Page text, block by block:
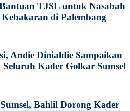
TJSL untuk Nasabah
di Palembang
Andie Dinialdie Sampaikan
Kader Golkar Sumsel
Bahlil Dorong Kader